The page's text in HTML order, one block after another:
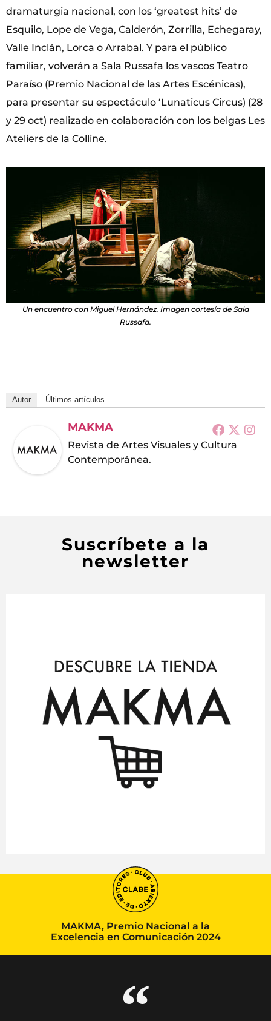
dramaturgia nacional, con los ‘greatest hits’ de
Esquilo, Lope de Vega, Calderón, Zorrilla, Echegaray,
Valle Inclán, Lorca o Arrabal. Y para el público
familiar, volverán a Sala Russafa los vascos Teatro
Paraíso (Premio Nacional de las Artes Escénicas),
para presentar su espectáculo ‘Lunaticus Circus) (28
y 29 oct) realizado en colaboración con los belgas Les
Ateliers de la Colline.
Un encuentro con Miguel Hernández. Imagen cortesía de Sala
Russafa.
Autor Últimos artículos
MAKMA
Revista de Artes Visuales y Cultura
Contemporánea.
Suscríbete a la
newsletter
MAKMA, Premio Nacional a la
Excelencia en Comunicación 2024